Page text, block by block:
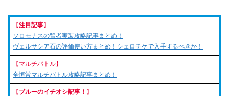
【注目記事】
ソロモナスの賢者実装攻略記事まとめ！
ヴェルサシア石の評価使い方まとめ！シェロチケで入手するべきか！
【マルチバトル】
全恒常マルチバトル攻略記事まとめ！
【ブルーのイチオシ記事！ 】